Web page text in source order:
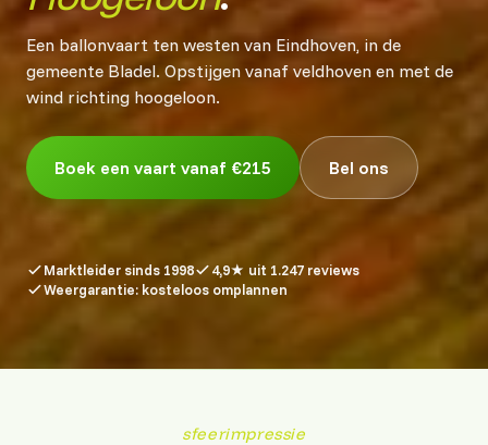
Een ballonvaart ten westen van Eindhoven, in de
gemeente Bladel. Opstijgen vanaf veldhoven en met de
wind richting hoogeloon.
Boek een vaart vanaf €215 Bel ons
Marktleider sinds 1998
4,9★ uit 1.247 reviews
Weergarantie: kosteloos omplannen
sfeerimpressie